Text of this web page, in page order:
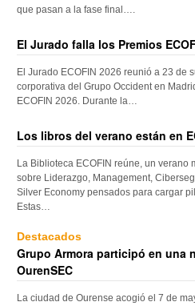
que pasan a la fase final….
El Jurado falla los Premios
El Jurado ECOFIN 2026 reunió a 23 de
corporativa del Grupo Occident en
ECOFIN 2026. Durante la…
Los libros del verano están en
La Biblioteca ECOFIN reúne, un verano
sobre Liderazgo, Management,
Silver Economy pensados para cargar
Estas…
Destacados
Grupo Armora participó en una
OurenSEC
La ciudad de Ourense acogió el 7 de